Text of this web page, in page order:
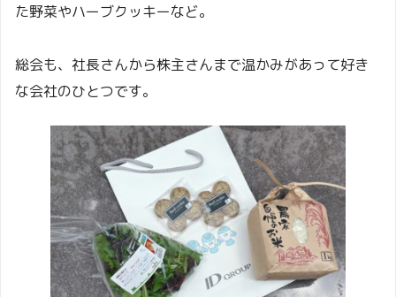
た野菜やハーブクッキーなど。
総会も、社長さんから株主さんまで温かみがあって好き
な会社のひとつです。